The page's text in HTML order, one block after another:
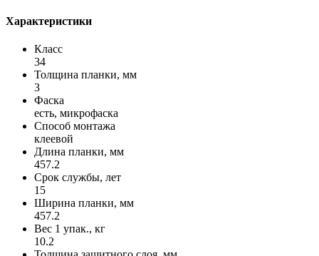
Характеристики
Класс
34
Толщина планки, мм
3
Фаска
есть, микрофаска
Способ монтажа
клеевой
Длина планки, мм
457.2
Срок службы, лет
15
Ширина планки, мм
457.2
Вес 1 упак., кг
10.2